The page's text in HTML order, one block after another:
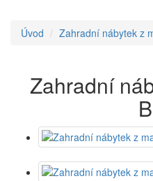
Úvod Zahradní nábytek z
Zahradní